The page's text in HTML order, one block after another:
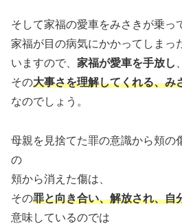
そして家福の愛車をみさきが乗っ
家福が目の病気にかかってしまっ
いますので、 家福が愛車を手放し
その大事さを理解してくれる、み
なのでしょう。
母親を見捨てた罪の意識から頬の
の
頬から消えた傷は、
その罪と向き合い、解放され、自
意味しているのでは